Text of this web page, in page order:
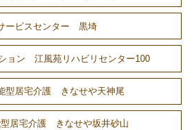
ービスセンター 黒埼
ョン 江風苑リハビリセンター100
型居宅介護 きなせや天神尾
居宅介護 きなせや坂井砂山